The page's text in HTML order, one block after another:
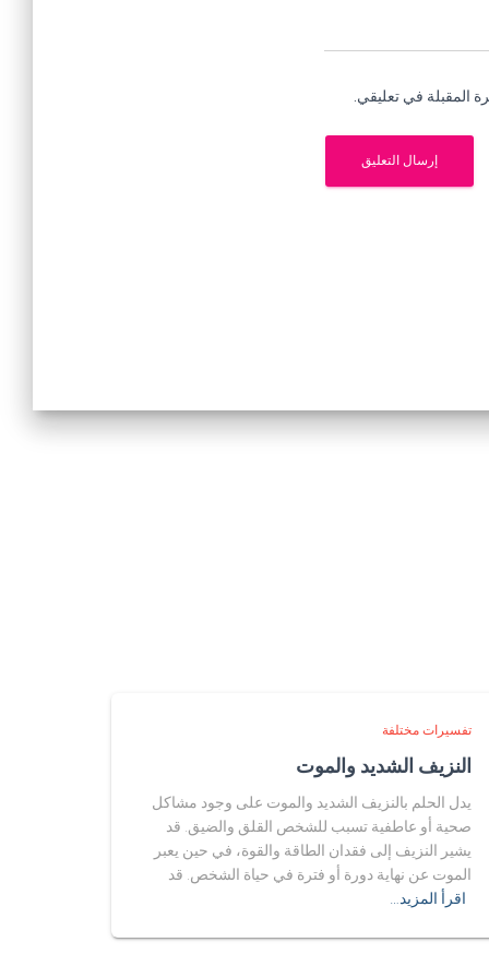
المقبلة في تعليقي.
تفسيرات مختلفة
النزيف الشديد والموت
يدل الحلم بالنزيف الشديد والموت على وجود مشاكل
صحية أو عاطفية تسبب للشخص القلق والضيق. قد
يشير النزيف إلى فقدان الطاقة والقوة، في حين يعبر
الموت عن نهاية دورة أو فترة في حياة الشخص. قد
اقرأ المزيد…